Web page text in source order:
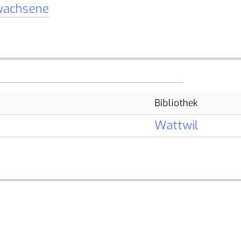
Bibliothek
Wattwil